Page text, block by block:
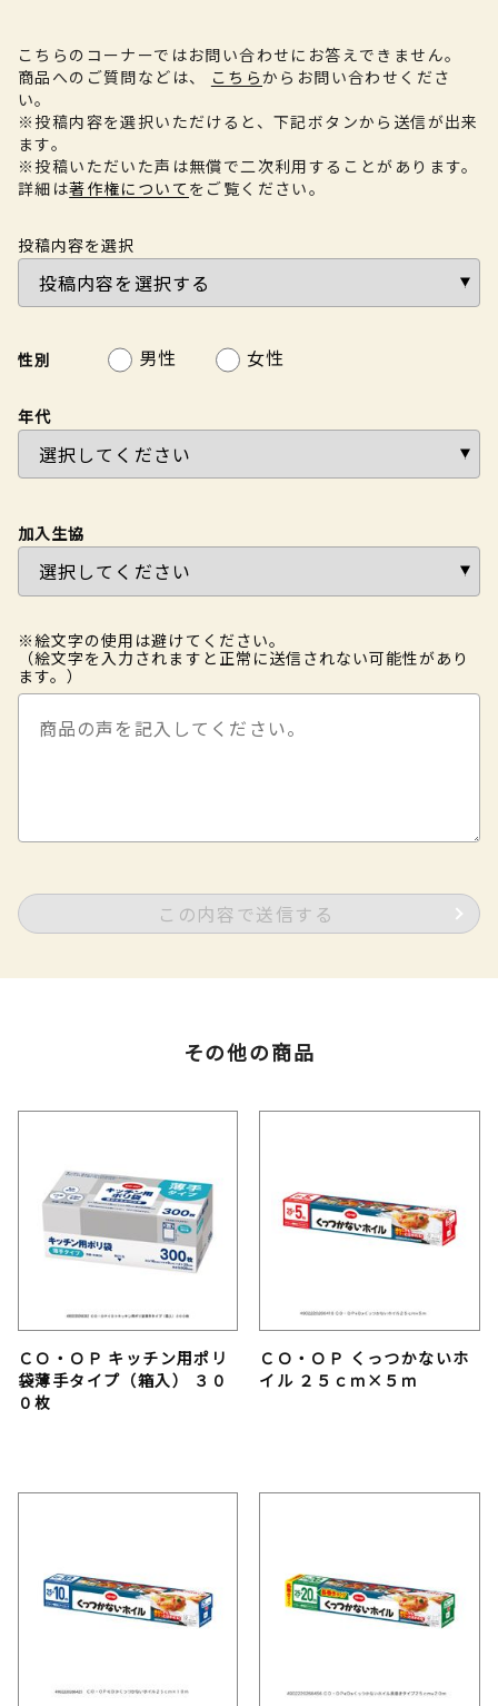
こちらのコーナーではお問い合わせにお答えできません。
商品へのご質問などは、
こちらからお問い合わせくださ
い。
※投稿内容を選択いただけると、下記ボタンから送信が出来
ます。
※投稿いただいた声は無償で二次利用することがあります。
詳細は著作権について をご覧ください。
投稿内容を選択
性別 男性 女性
年代
加入生協
※絵文字の使用は避けてください。
（絵文字を入力されますと正常に送信されない可能性があり
ます。）
この内容で送信する
その他の商品
ＣＯ・ＯＰ キッチン用ポリ
袋薄手タイプ（箱入） ３０
０枚
ＣＯ・ＯＰ くっつかないホ
イル ２５ｃｍ×５ｍ